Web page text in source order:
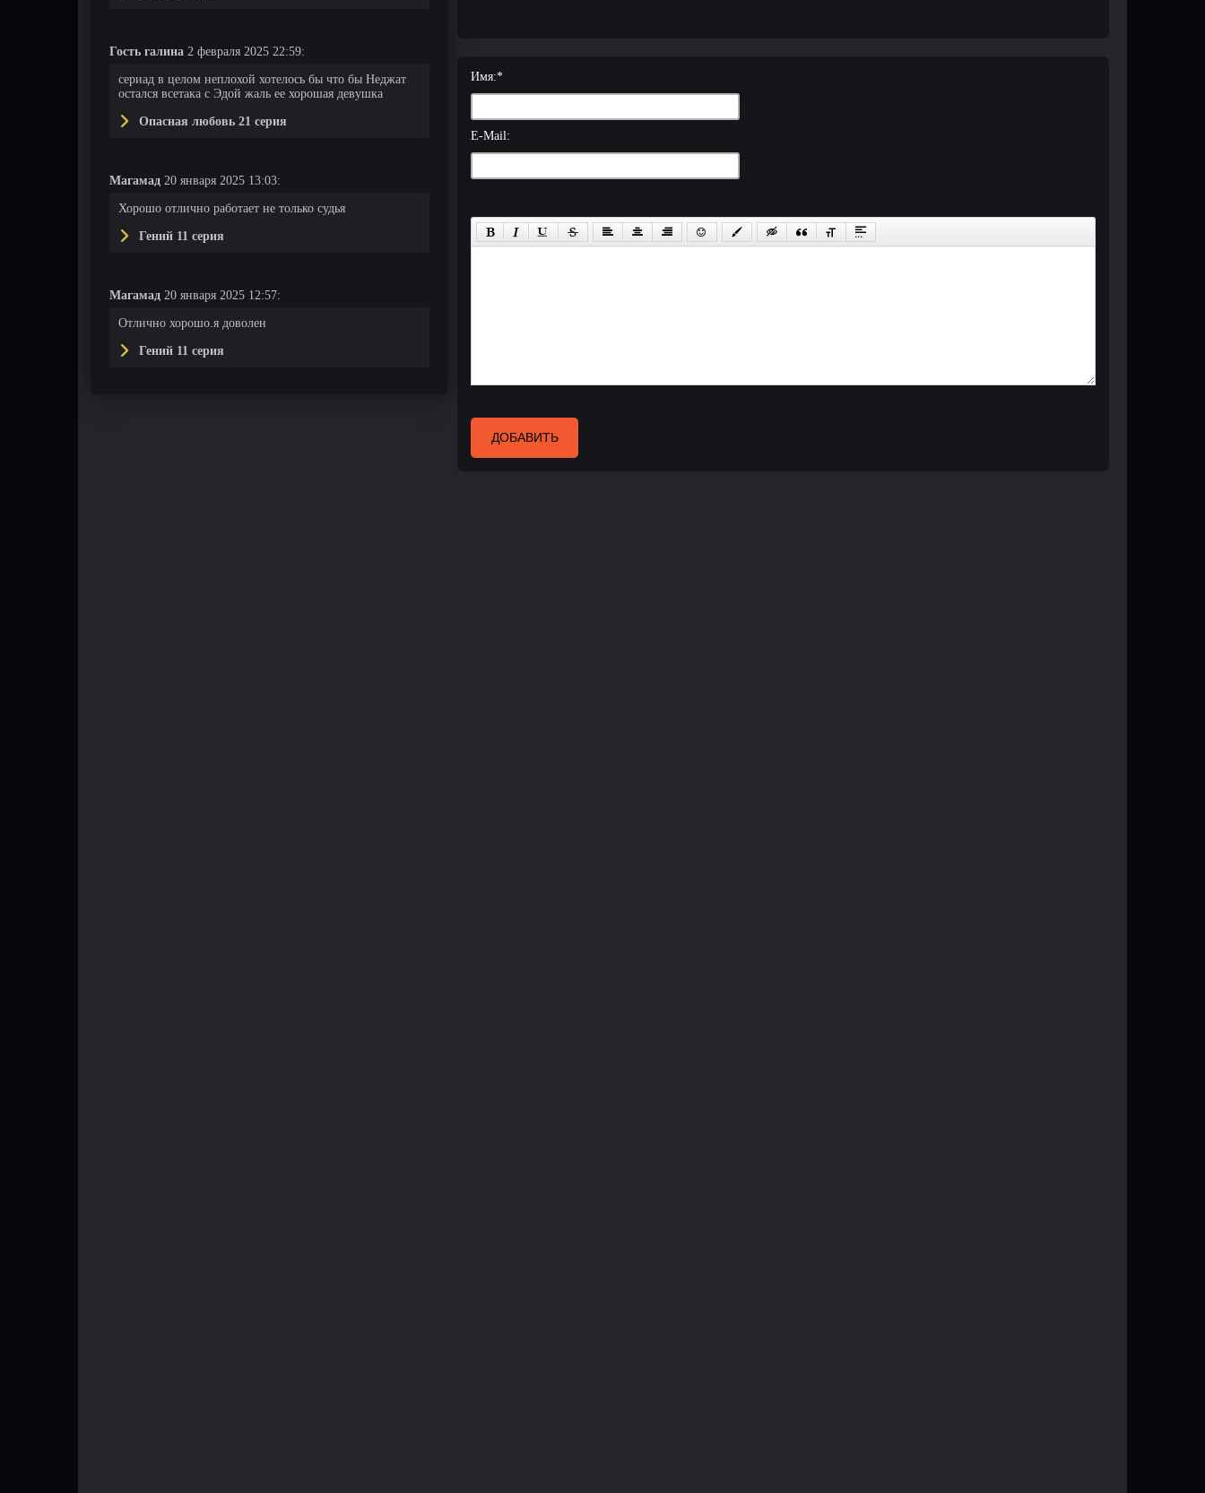
Гость галина 2 февраля 2025 22:59:
сериад в целом неплохой хотелось бы что бы Неджат
остался всетака с Эдой жаль ее хорошая девушка
Опасная любовь 21 серия
Магамад 20 января 2025 13:03:
Хорошо отлично работает не только судья
Гений 11 серия
Магамад 20 января 2025 12:57:
Отлично хорошо.я доволен
Гений 11 серия
Имя:*
E-Mail:
ДОБАВИТЬ